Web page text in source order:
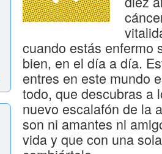
cuando estás enfermo
bien, en el día a día.
entres en este mundo
todo, que descubras a
nuevo escalafón de la
son ni amantes ni
vida y que con una